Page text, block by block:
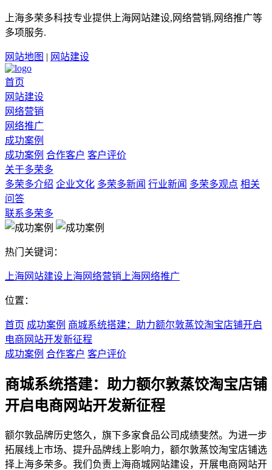
上海多荣多科技专业提供上海网站建设,网络营销,网络推广等
多项服务.
网站地图 | 网站建设
首页
网站建设
网络营销
网络推广
成功案例
成功案例 合作客户 客户评价
关于多荣多
多荣多介绍 企业文化 多荣多新闻 行业新闻 多荣多观点 相关
问答
联系多荣多
热门关键词：
上海网站建设 上海网络营销 上海网络推广
位置：
首页 成功案例 商城系统搭建：助力额尔敦蒸饺淘宝店铺开启
电商网站开发新征程
成功案例 合作客户 客户评价
商城系统搭建：助力额尔敦蒸饺淘宝店铺
开启电商网站开发新征程
额尔敦品牌历史悠久，旗下多家食品公司成绩斐然。为进一步
拓展线上市场、提升品牌线上影响力，额尔敦蒸饺淘宝店铺选
择上海多荣多。我们负责上海商城网站建设，开展电商网站开